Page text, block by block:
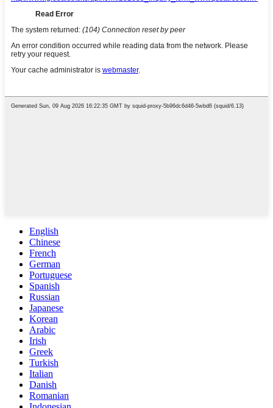
English
Chinese
French
German
Portuguese
Spanish
Russian
Japanese
Korean
Arabic
Irish
Greek
Turkish
Italian
Danish
Romanian